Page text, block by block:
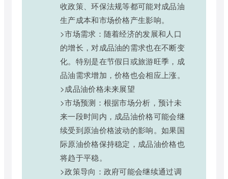
收政策、环保法规等都可能对成品油
生产成本和市场价格产生影响。
>市场需求：随着经济的发展和人口
的增长，对成品油的需求也在不断变
化。特别是在节假日或旅游旺季，成
品油需求增加，价格也会相应上涨。
>成品油价格未来展望
>市场预测：根据市场分析，预计未
来一段时间内，成品油价格可能会继
续受到原油价格波动的影响。如果国
际原油价格保持稳定，成品油价格也
将趋于平稳。
>政策导向：政府可能会继续通过调